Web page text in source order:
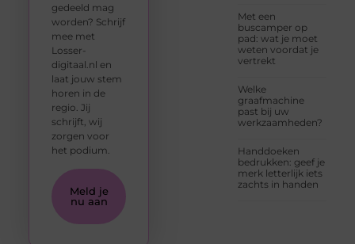
Met een
buscamper op
pad: wat je moet
weten voordat je
vertrekt
Welke
graafmachine
past bij uw
werkzaamheden?
Handdoeken
bedrukken: geef je
merk letterlijk iets
zachts in handen
gedeeld mag
worden? Schrijf
mee met
Losser-
digitaal.nl en
laat jouw stem
horen in de
regio. Jij
schrijft, wij
zorgen voor
het podium.
Meld je
nu aan